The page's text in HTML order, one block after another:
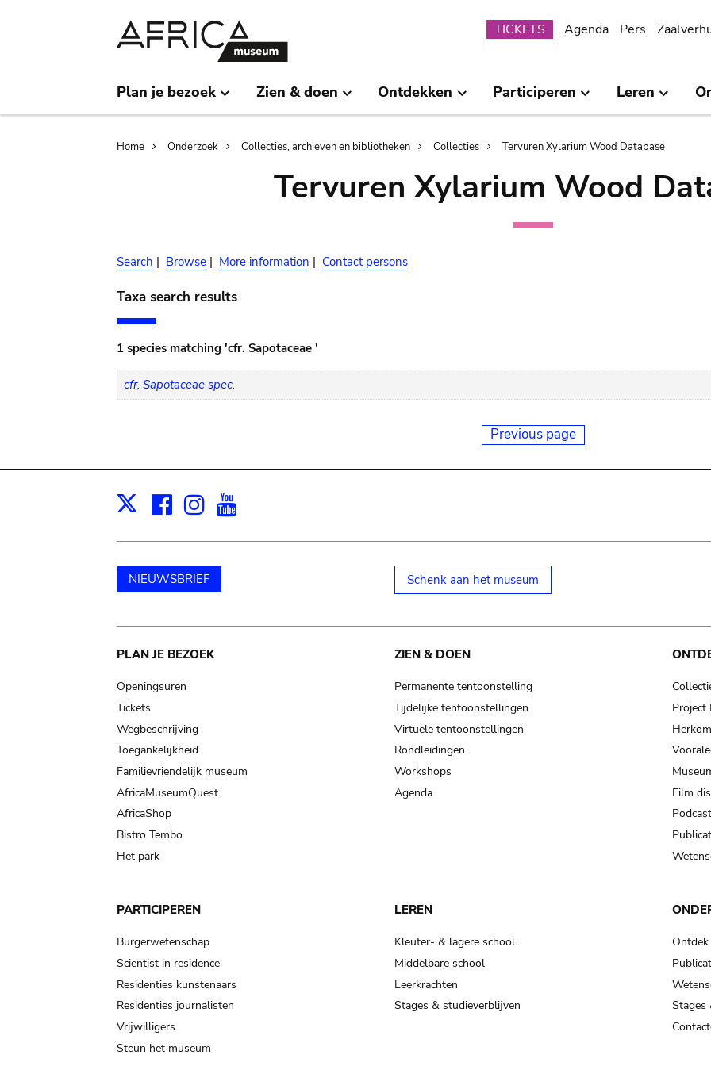
Submenu
TICKETS Agenda Pers
Plan je bezoek Zien & doen Ontdekken Participeren Leren
Breadcrumb
Home Onderzoek Collecties, archieven en bibliotheken Collecties Tervuren Xylarium Wood Database
Tervuren Xylarium Wood
Search | Browse | More information | Contact persons
Taxa search results
1 species matching 'cfr. Sapotaceae '
cfr. Sapotaceae spec.
Previous page
X Facebook
Instagram
NIEUWSBRIEF Schenk aan het museum
Main
navigation
PLAN JE BEZOEK
Openingsuren
Tickets
Wegbeschrijving
Toegankelijkheid
Familievriendelijk museum
AfricaMuseumQuest
AfricaShop
Bistro Tembo
Het park
ZIEN & DOEN
Permanente tentoonstelling
Tijdelijke tentoonstellingen
Virtuele tentoonstellingen
Rondleidingen
Workshops
Agenda
Project
Film
PARTICIPEREN
Burgerwetenschap
Scientist in residence
Residenties kunstenaars
Residenties journalisten
Vrijwilligers
Steun het museum
LEREN
Kleuter- & lagere school
Middelbare school
Leerkrachten
Stages & studieverblijven
Stages